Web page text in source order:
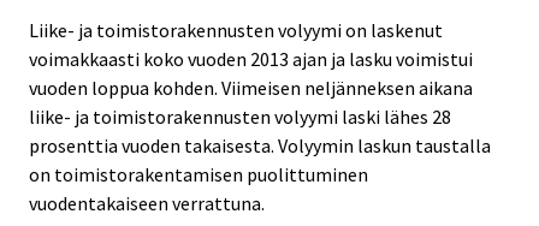
Liike- ja toimistorakennusten volyymi on laskenut
voimakkaasti koko vuoden 2013 ajan ja lasku voimistui
vuoden loppua kohden. Viimeisen neljänneksen aikana
liike- ja toimistorakennusten volyymi laski lähes 28
prosenttia vuoden takaisesta. Volyymin laskun taustalla
on toimistorakentamisen puolittuminen
vuodentakaiseen verrattuna.